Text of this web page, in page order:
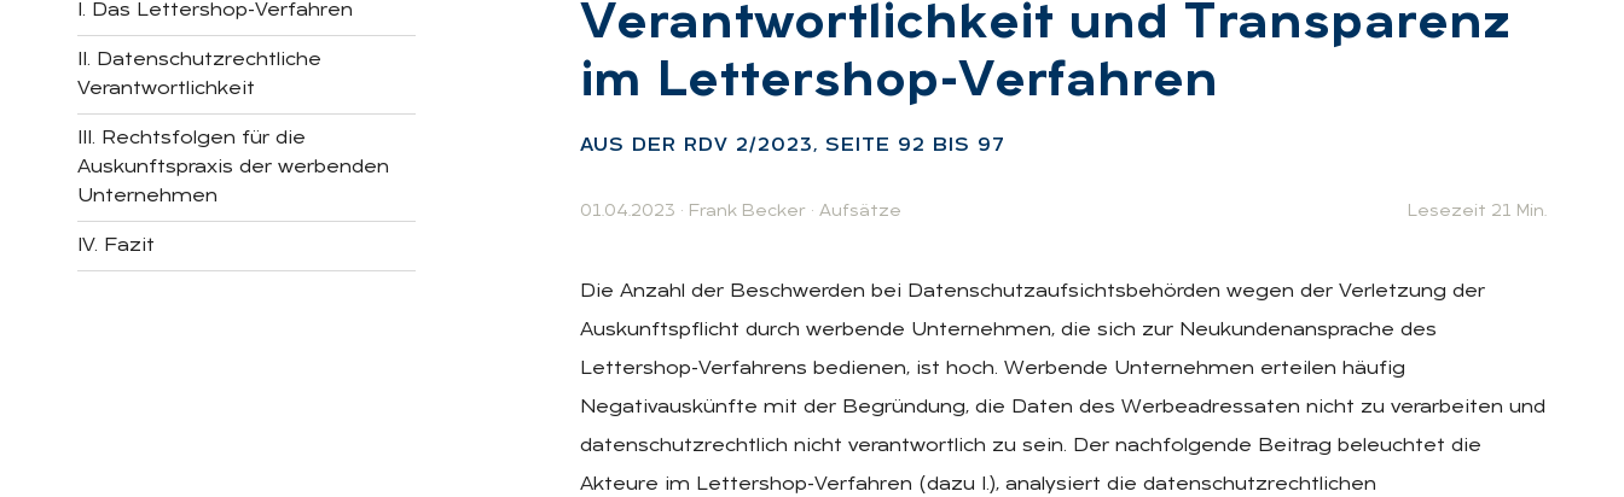
I. Das Lettershop-Verfahren
II. Datenschutzrechtliche
Verantwortlichkeit
III. Rechtsfolgen für die
Auskunftspraxis der werbenden
Unternehmen
IV. Fazit
:
Ver­ant­wort­lich­keit und Trans­pa­renz
im Let­ter­shop-Ver­fah­ren
AUS DER RDV 2/2023, SEI­TE 92 BIS 97
01.04.2023 · Frank Becker · Aufsätze Lesezeit 21 Min.
Die Anzahl der Beschwerden bei Datenschutzaufsichtsbehörden wegen der Verletzung der
Auskunftspflicht durch werbende Unternehmen, die sich zur Neukundenansprache des
Lettershop-Verfahrens bedienen, ist hoch. Werbende Unternehmen erteilen häufig
Negativauskünfte mit der Begründung, die Daten des Werbeadressaten nicht zu verarbeiten und
datenschutzrechtlich nicht verantwortlich zu sein. Der nachfolgende Beitrag beleuchtet die
Akteure im Lettershop-Verfahren (dazu I.), analysiert die datenschutzrechtlichen